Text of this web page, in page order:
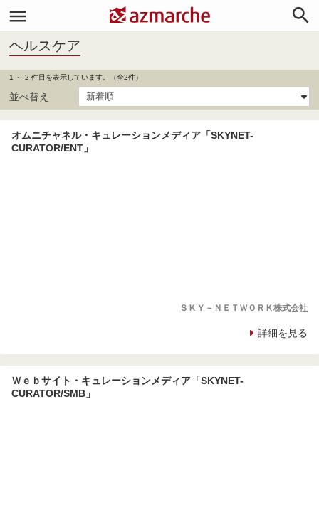


ヘルスケア
1 ～ 2 件目を表示しています。（全2件）
並べ替え
オムニチャネル・キュレーションメディア「SKYNET-
CURATOR/ENT」
ＳＫＹ－ＮＥＴＷＯＲＫ株式会社
詳細を見る
Ｗｅｂサイト・キュレーションメディア「SKYNET-
CURATOR/SMB」